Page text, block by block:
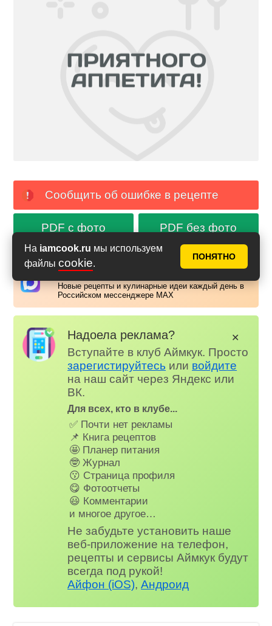
На iamcook.ru мы используем
файлы cookie.
ПОНЯТНО
Сообщить об ошибке в рецепте
PDF с фото PDF без фото
Аймкук в Макс
Новые рецепты и кулинарные идеи каждый день в
Российском мессенджере MAX
Надоела реклама?
Вступайте в клуб Аймкук. Просто
зарегистируйтесь или войдите
на наш сайт через Яндекс или
ВК.
Для всех, кто в клубе...
✅ Почти нет рекламы
📌 Книга рецептов
🤩 Планер питания
🤓 Журнал
😗 Страница профиля
😋 Фотоотчеты
😃 Комментарии
и многое другое…
Не забудьте установить наше
веб-приложение на телефон,
рецепты и сервисы Аймкук будут
всегда под рукой!
Айфон (iOS),Андроид
✕